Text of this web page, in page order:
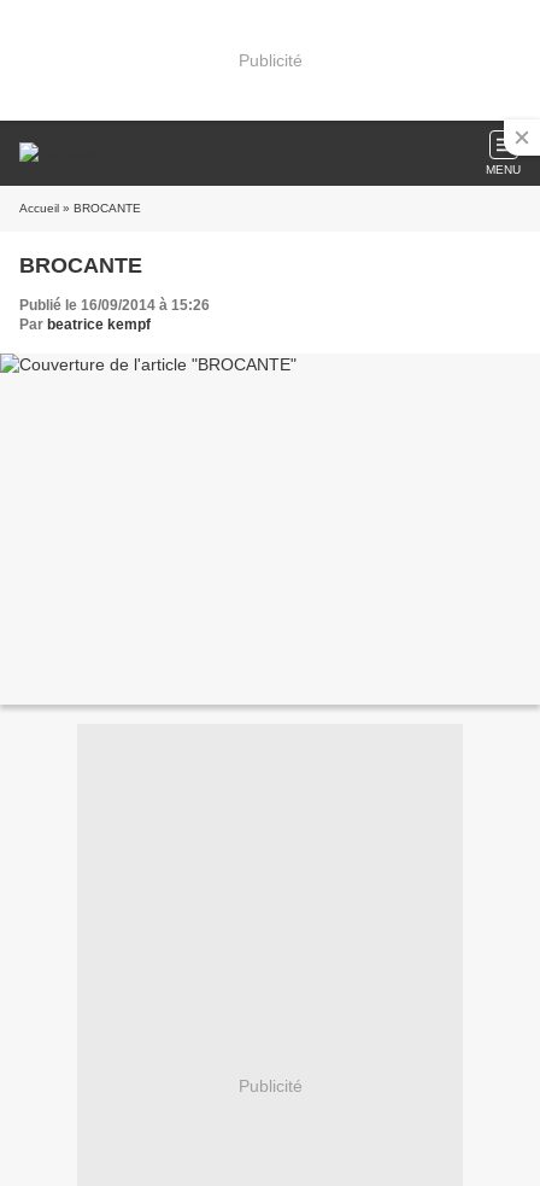
Publicité
MENU
Accueil » BROCANTE
BROCANTE
Publié le 16/09/2014 à 15:26
Par beatrice kempf
Publicité